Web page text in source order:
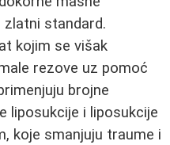
zlatni standard.
kojim se višak
rezove uz pomoć
brojne
liposukcije i liposukcije
koje smanjuju traume i